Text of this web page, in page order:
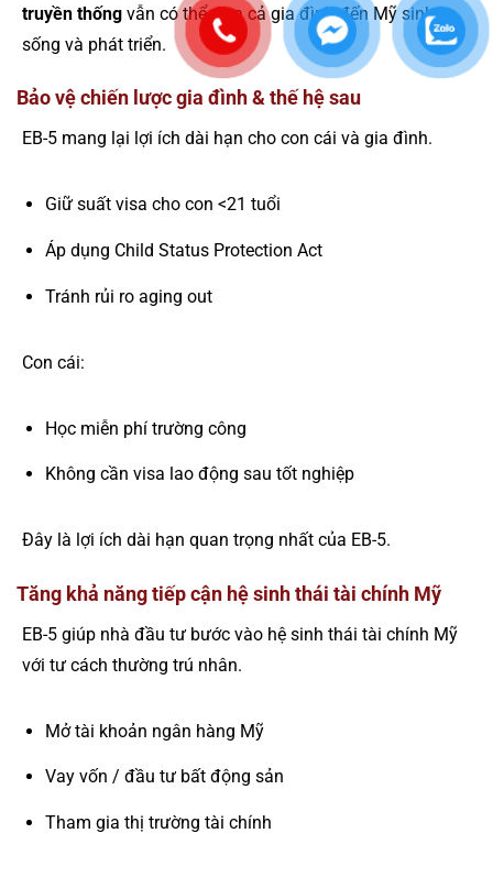
truyền thống vẫn có thể đưa cả gia đình đến Mỹ sinh
sống và phát triển.
Bảo vệ chiến lược gia đình & thế hệ sau
EB-5 mang lại lợi ích dài hạn cho con cái và gia đình.
Giữ suất visa cho con <21 tuổi
Áp dụng Child Status Protection Act
Tránh rủi ro aging out
Con cái:
Học miễn phí trường công
Không cần visa lao động sau tốt nghiệp
Đây là lợi ích dài hạn quan trọng nhất của EB-5.
Tăng khả năng tiếp cận hệ sinh thái tài chính Mỹ
EB-5 giúp nhà đầu tư bước vào hệ sinh thái tài chính Mỹ
với tư cách thường trú nhân.
Mở tài khoản ngân hàng Mỹ
Vay vốn / đầu tư bất động sản
Tham gia thị trường tài chính